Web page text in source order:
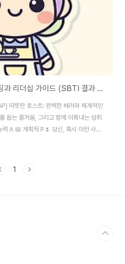
[SBAP] 따뜻한 호스트 특징과 리더십 가이드 (SBTI 결과 분석)
따뜻한 호스트: 완벽한 배려와 체계적인
돕는 즐거움, 그리고 함께 이뤄내는 성취
A 📅 계획적 P🌷 당신, 혹시 이런 사람
장 먼저 챙기고 기쁨을 나누는 사람. 회의
좋다"고 생각하는 헌신적인 리더. SBTI
1